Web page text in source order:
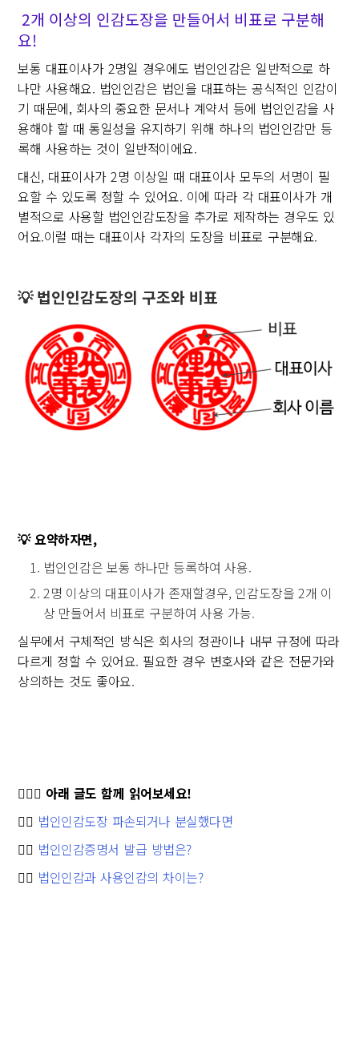
2개 이상의 인감도장을 만들어서 비표로 구분해
요!
보통 대표이사가 2명일 경우에도 법인인감은 일반적으로 하
나만 사용해요. 법인인감은 법인을 대표하는 공식적인 인감이
기 때문에, 회사의 중요한 문서나 계약서 등에 법인인감을 사
용해야 할 때 통일성을 유지하기 위해 하나의 법인인감만 등
록해 사용하는 것이 일반적이에요.
대신, 대표이사가 2명 이상일 때 대표이사 모두의 서명이 필
요할 수 있도록 정할 수 있어요. 이에 따라 각 대표이사가 개
별적으로 사용할 법인인감도장을 추가로 제작하는 경우도 있
어요.이럴 때는 대표이사 각자의 도장을 비표로 구분해요.
💡 법인인감도장의 구조와 비표
💡 요약하자면,
법인인감은 보통 하나만 등록하여 사용.
2명 이상의 대표이사가 존재할경우, 인감도장을 2개 이
상 만들어서 비표로 구분하여 사용 가능.
실무에서 구체적인 방식은 회사의 정관이나 내부 규정에 따라
다르게 정할 수 있어요. 필요한 경우 변호사와 같은 전문가와
상의하는 것도 좋아요.
🙋🏻‍♀️ 아래 글도 함께 읽어보세요!
👉🏻 법인인감도장 파손되거나 분실했다면
👉🏻 법인인감증명서 발급 방법은?
👉🏻 법인인감과 사용인감의 차이는?